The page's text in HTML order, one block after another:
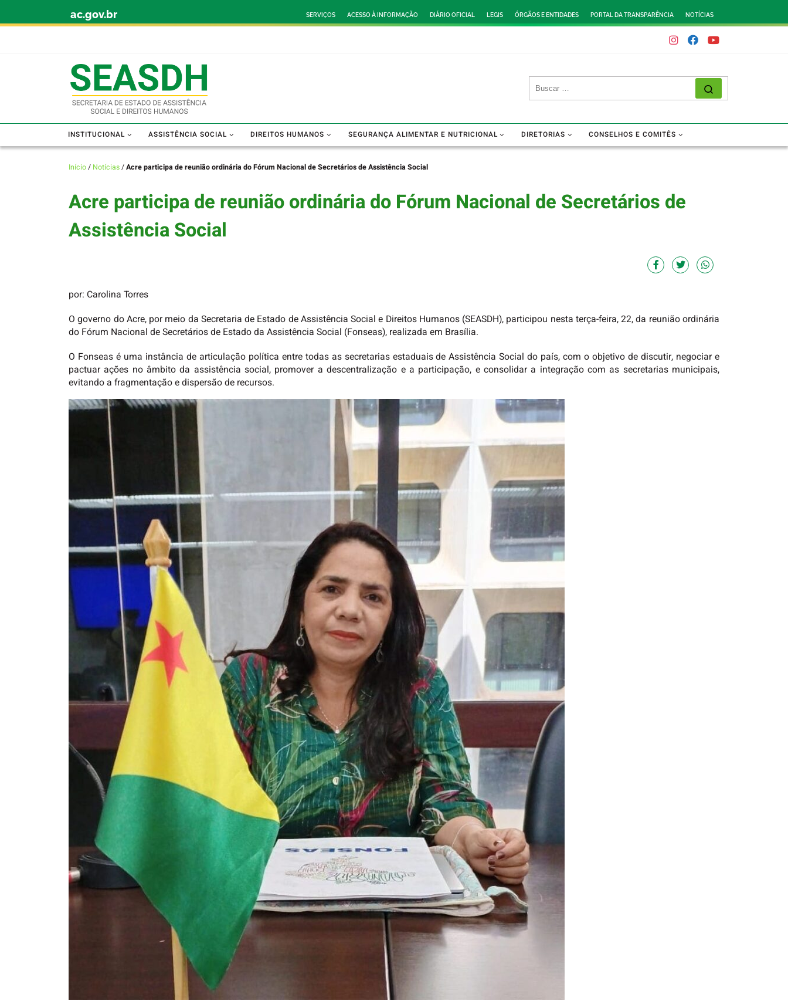
ac.gov.br SERVIÇOS ACESSO À INFORMAÇÃO DIÁRIO OFICIAL LEGIS ÓRGÃOS E ENTIDADES PORTAL DA TRANSPARÊNCIA NOTÍCIAS
INSTITUCIONAL ASSISTÊNCIA SOCIAL DIREITOS HUMANOS SEGURANÇA ALIMENTAR E NUTRICIONAL DIRETORIAS CONSELHOS E COMITÊS
Início/ Notícias/Acre participa de reunião ordinária do Fórum Nacional de Secretários de Assistência Social
Acre participa de reunião ordinária do Fórum Nacional de Secretários de
Assistência Social
por: Carolina Torres
O governo do Acre, por meio da Secretaria de Estado de Assistência Social e Direitos Humanos (SEASDH), participou nesta terça-feira, 22, da reunião ordinária
do Fórum Nacional de Secretários de Estado da Assistência Social (Fonseas), realizada em Brasília.
O Fonseas é uma instância de articulação política entre todas as secretarias estaduais de Assistência Social do país, com o objetivo de discutir, negociar e
pactuar ações no âmbito da assistência social, promover a descentralização e a participação, e consolidar a integração com as secretarias municipais,
evitando a fragmentação e dispersão de recursos.